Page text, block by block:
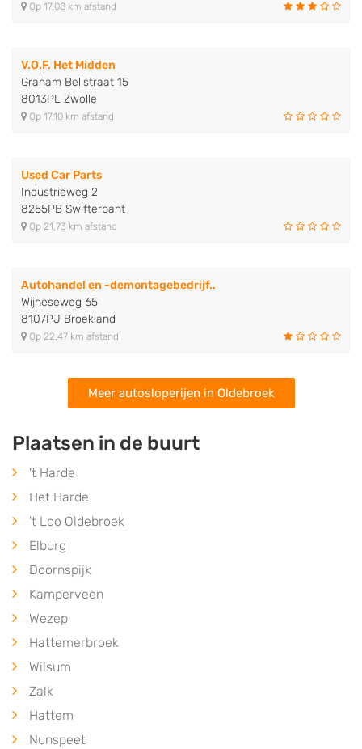
Op 17,08 km afstand
V.O.F. Het Midden
Graham Bellstraat 15
8013PL Zwolle
Op 17,10 km afstand
Used Car Parts
Industrieweg 2
8255PB Swifterbant
Op 21,73 km afstand
Autohandel en -demontagebedrijf..
Wijheseweg 65
8107PJ Broekland
Op 22,47 km afstand
Meer autosloperijen in Oldebroek
Plaatsen in de buurt
't Harde
Het Harde
't Loo Oldebroek
Elburg
Doornspijk
Kamperveen
Wezep
Hattemerbroek
Wilsum
Zalk
Hattem
Nunspeet